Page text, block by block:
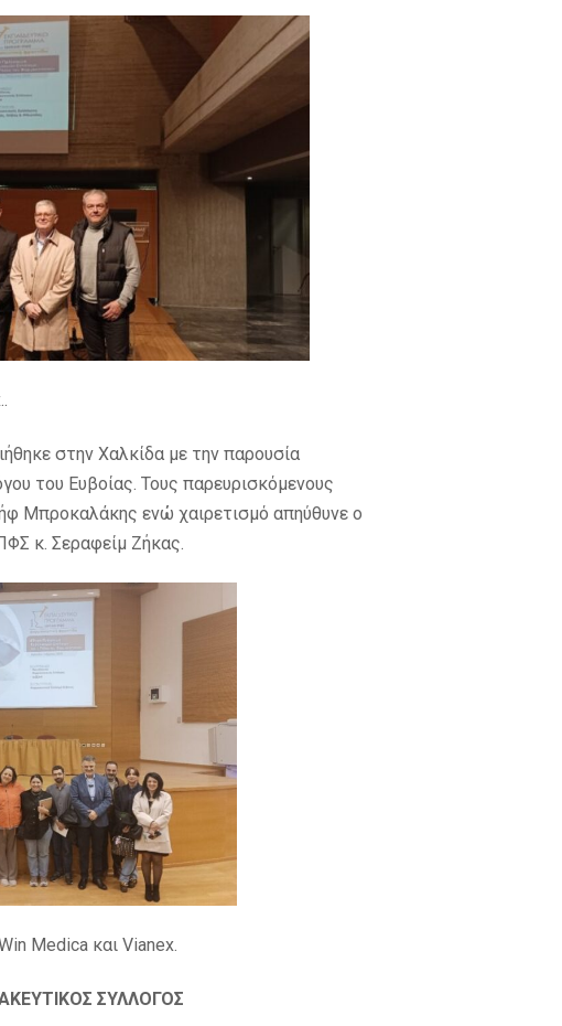
στην Χαλκίδα με την παρουσία
του Ευβοίας. Τους παρευρισκόμενους
Μπροκαλάκης ενώ χαιρετισμό απηύθυνε ο
κ. Σεραφείμ Ζήκας.
Medica και Vianex.
ΣΥΛΛΟΓΟΣ